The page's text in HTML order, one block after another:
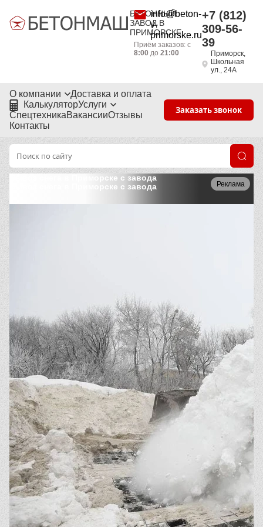
БЕТОННЫЙ
ЗАВОД В
ПРИМОРСКЕ
info@beton-
v-
primorske.ru
Приём заказов: с
8:00 до21:00
+7 (812)
309-56-
39
Приморск,
Школьная
ул., 24А
О компании
Доставка и оплата
КалькуляторУслуги
СпецтехникаВакансииОтзывы
Контакты
Заказать звонок
Реклама
Вывоз снега в Приморске с завода
Вывоз снега в Приморске с завода